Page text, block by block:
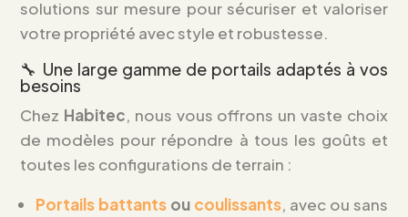
solutions sur mesure pour sécuriser et valoriser
votre propriété avec style et robustesse.
🔧 Une large gamme de portails adaptés à vos
besoins
Chez Habitec, nous vous offrons un vaste choix
de modèles pour répondre à tous les goûts et
toutes les configurations de terrain :
Portails battants ou coulissants, avec ou sans